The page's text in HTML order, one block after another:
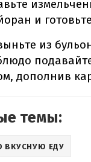
и
из
дополнив
темы:
ВКУСНУЮ ЕДУ